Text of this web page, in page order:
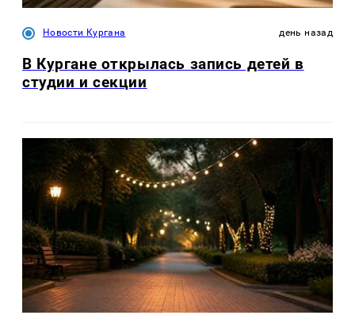
Новости Кургана день назад
В Кургане открылась запись детей в
студии и секции